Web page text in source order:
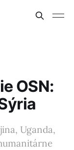
OSN:
Uganda,